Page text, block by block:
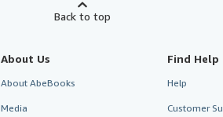
Back to top
About Us
About AbeBooks
Media
Find Help
Help
Customer